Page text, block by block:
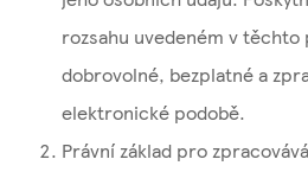
rozsahu uvedeném v
dobrovolné, bezplatné a
elektronické podobě.
Právní základ pro